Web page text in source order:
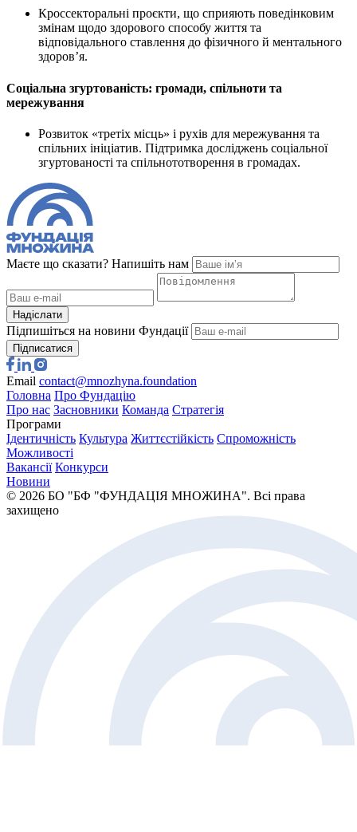
Кроссекторальні проєкти, що сприяють поведінковим
змінам щодо здорового способу життя та
відповідального ставлення до фізичного й ментального
здоров’я.
Соціальна згуртованість: громади, спільноти та
мережування
Розвиток «третіх місць» і рухів для мережування та
спільних ініціатив. Підтримка досліджень соціальної
згуртованості та спільнототворення в громадах.
Маєте що сказати? Напишіть нам
Надіслати
Підпишіться на новини Фундації
Підписатися
Email contact@mnozhyna.foundation
Головна Про Фундацію
Про нас Засновники Команда Стратегія
Програми
Ідентичність Культура Життєстійкість Спроможність
Можливості
Вакансії Конкурси
Новини
© 2026 БО "БФ "ФУНДАЦІЯ МНОЖИНА". Всі права
захищено